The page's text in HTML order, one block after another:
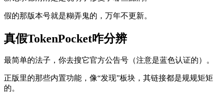
假的那版本号就是糊弄鬼的，万年不更新。
真假TokenPocket咋分辨
最简单的法子，你去搜它官方公告号（注意是蓝色认证的）。
正版里的那些内置功能，像“发现”板块，其链接都是规规矩矩
的。